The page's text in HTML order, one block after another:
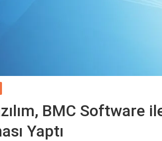
BMC Software
Yaptı